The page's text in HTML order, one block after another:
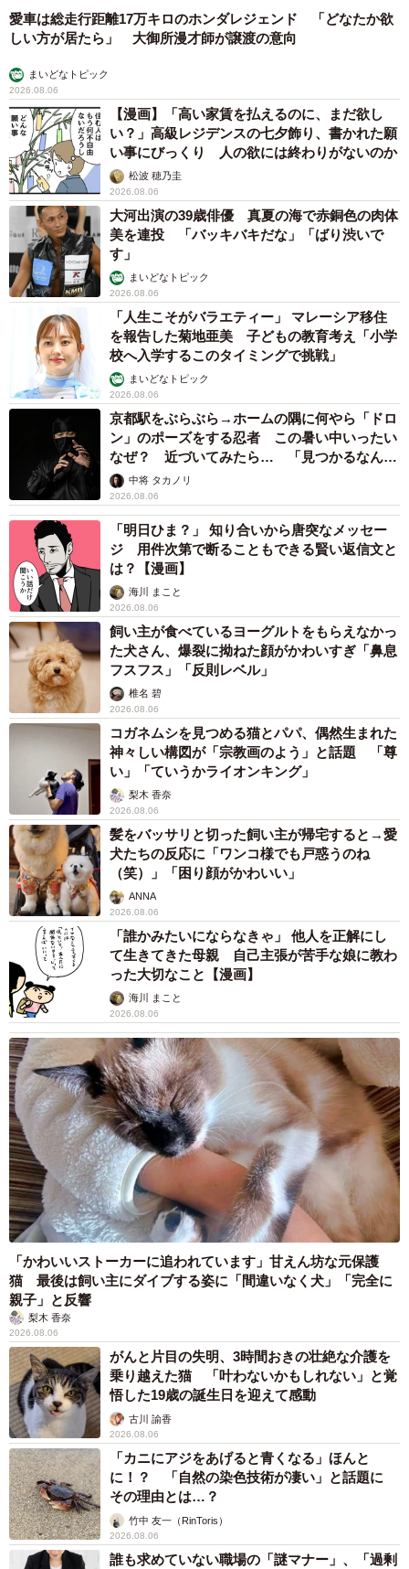
愛車は総走行距離17万キロのホンダレジェンド 「どなたか欲
しい方が居たら」 大御所漫才師が譲渡の意向
まいどなトピック
2026.08.06
【漫画】「高い家賃を払えるのに、まだ欲し
い？」高級レジデンスの七夕飾り、書かれた願
い事にびっくり 人の欲には終わりがないのか
松波 穂乃圭
2026.08.06
大河出演の39歳俳優 真夏の海で赤銅色の肉体
美を連投 「バッキバキだな」「ばり渋いで
す」
まいどなトピック
2026.08.06
「人生こそがバラエティー」 マレーシア移住
を報告した菊地亜美 子どもの教育考え「小学
校へ入学するこのタイミングで挑戦」
まいどなトピック
2026.08.06
京都駅をぶらぶら→ホームの隅に何やら「ドロ
ン」のポーズをする忍者 この暑い中いったい
なぜ？ 近づいてみたら… 「見つかるなんて
未熟」中将 タカノリ
2026.08.06
「明日ひま？」 知り合いから唐突なメッセー
ジ 用件次第で断ることもできる賢い返信文と
は？【漫画】
海川 まこと
2026.08.06
飼い主が食べているヨーグルトをもらえなかっ
た犬さん、爆裂に拗ねた顔がかわいすぎ「鼻息
フスフス」「反則レベル」
椎名 碧
2026.08.06
コガネムシを見つめる猫とパパ、偶然生まれた
神々しい構図が「宗教画のよう」と話題 「尊
い」「ていうかライオンキング」
梨木 香奈
2026.08.06
髪をバッサリと切った飼い主が帰宅すると→愛
犬たちの反応に「ワンコ様でも戸惑うのね
（笑）」「困り顔がかわいい」
ANNA
2026.08.06
「誰かみたいにならなきゃ」 他人を正解にし
て生きてきた母親 自己主張が苦手な娘に教わ
った大切なこと【漫画】
海川 まこと
2026.08.06
「かわいいストーカーに追われています」甘えん坊な元保護
猫 最後は飼い主にダイブする姿に「間違いなく犬」「完全に
親子」と反響
梨木 香奈
2026.08.06
がんと片目の失明、3時間おきの壮絶な介護を
乗り越えた猫 「叶わないかもしれない」と覚
悟した19歳の誕生日を迎えて感動
古川 諭香
2026.08.06
「カニにアジをあげると青くなる」ほんと
に！？ 「自然の染色技術が凄い」と話題に
その理由とは…？
竹中 友一（RinToris）
2026.08.06
誰も求めていない職場の「謎マナー」、「過剰